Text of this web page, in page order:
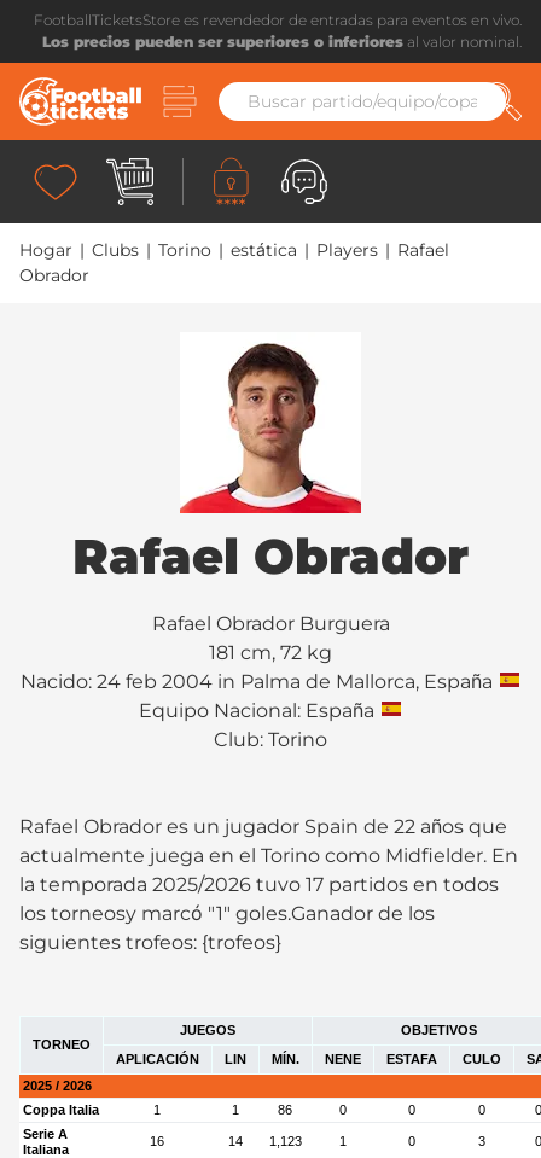
FootballTicketsStore es revendedor de entradas para eventos en vivo.
Los precios pueden ser superiores o inferiores al valor nominal.
Hogar | Clubs | Torino | estática | Players | Rafael
Obrador
Rafael Obrador
Rafael Obrador Burguera
181 cm, 72 kg
Nacido: 24 feb 2004 in Palma de Mallorca, España
Equipo Nacional: España
Club: Torino
Rafael Obrador es un jugador Spain de 22 años que
actualmente juega en el Torino como Midfielder. En
la temporada 2025/2026 tuvo 17 partidos en todos
los torneosy marcó "1" goles.Ganador de los
siguientes trofeos: {trofeos}
TORNEO
JUEGOS
OBJETIVOS
APLICACIÓN
LIN MÍN. NENE ESTAFA CULO
2025 / 2026
Coppa Italia
1 1 86 0 0 0
0
Serie A
Italiana
16 14 1,123 1 0 3 0